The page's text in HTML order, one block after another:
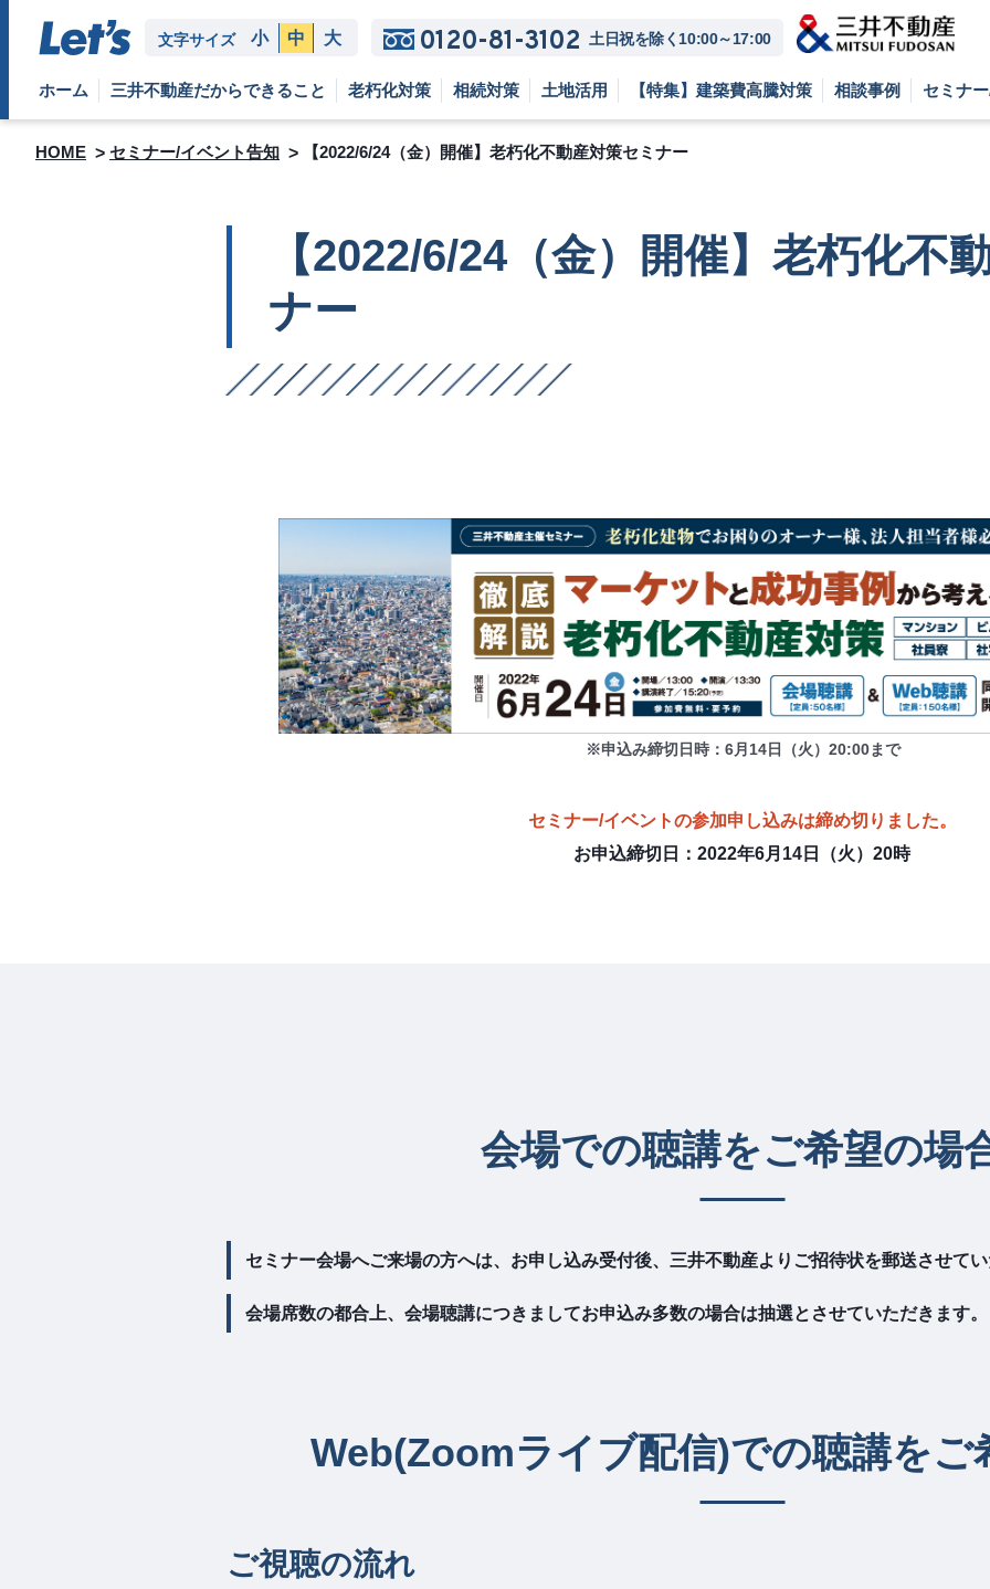
文字サイズ 小 中 大 0120-81-3102 土日祝を除く10:00～17:00
ホーム 三井不動産だからできること 老朽化対策 相続対策 土地活用 【特集】建築費高騰対策 相談事例 セミナ
HOME セミナー/イベント告知 【2022/6/24（金）開催】老朽化不動産対策セミナー
【2022/6/24（金）開催】老朽化不
ナー
※申込み締切日時：6月14日（火）20:00まで
セミナー/イベントの参加申し込みは締め切りました。
お申込締切日：2022年6月14日（火）20時
会場での聴講をご希望の場
セミナー会場へご来場の方へは、お申し込み受付後、三井不動産よりご招待状を郵送させて
会場席数の都合上、会場聴講につきましてお申込み多数の場合は抽選とさせていただきます。
Web(Zoomライブ配信)での聴講をご
ご視聴の流れ